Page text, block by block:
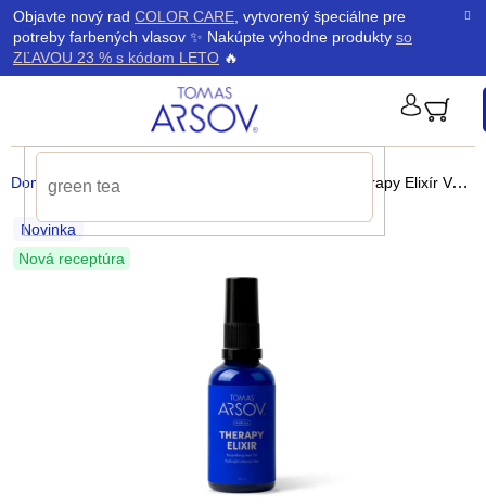
Prejsť
na
obsah
Objavte nový rad COLOR CARE, vytvorený špeciálne pre
potreby farbených vlasov ✨ Nakúpte výhodne produkty so
ZĽAVOU 23 % s kódom LETO 🔥
Domov / Produkty MARULA Therapy Elixír Vyživujúci vlasový olej
Novinka
Nová receptúra
K
o
k
Späť
Späť